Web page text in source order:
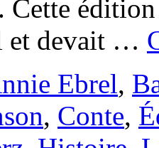
Cette
et devait …
Ebrel,
, Conte,